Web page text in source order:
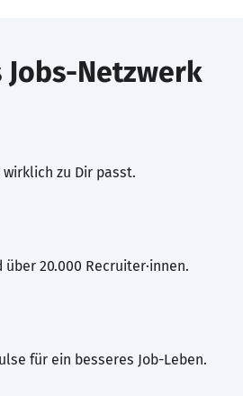
Jobs-Netzwerk
wirklich zu Dir passt.
20.000 Recruiter·innen.
für ein besseres Job-Leben.